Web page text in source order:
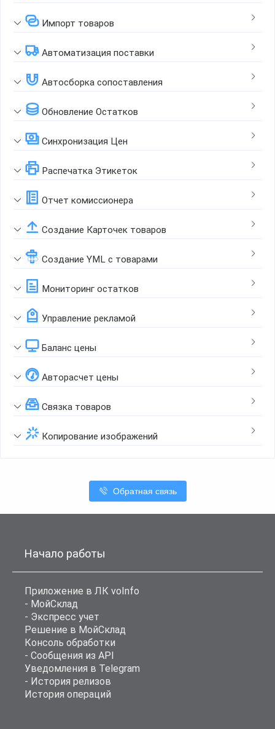
Импорт товаров
Автоматизация поставки
Автосборка сопоставления
Обновление Остатков
Синхронизация Цен
Распечатка Этикеток
Отчет комиссионера
Создание Карточек товаров
Создание YML с товарами
Мониторинг остатков
Управление рекламой
Баланс цены
Авторасчет цены
Связка товаров
Копирование изображений
Обратная связь
Начало работы
Приложение в ЛК voInfo
- МойСклад
- Экспресс учет
Решение в МойСклад
Консоль обработки
- Сообщения из API
Уведомления в Telegram
- История релизов
История операций